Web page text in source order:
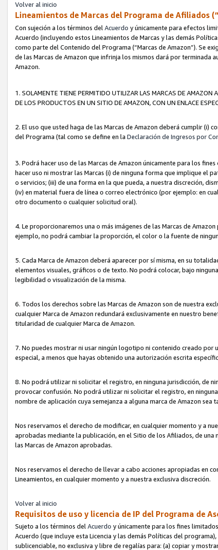
Volver al inicio
Lineamientos de Marcas del Programa de Afiliados
Con sujeción a los términos del Acuerdo y únicamente para efectos
Acuerdo (incluyendo estos Lineamientos de Marcas y las demás
como parte del Contenido del Programa (“Marcas de Amazon”). Se
de las Marcas de Amazon que infrinja los mismos dará por terminada
Amazon.
1. SOLAMENTE TIENE PERMITIDO UTILIZAR LAS MARCAS DE
DE LOS PRODUCTOS EN UN SITIO DE AMAZON, CON UN ENLACE
2. El uso que usted haga de las Marcas de Amazon deberá cumplir (i)
del Programa (tal como se define en la Declaración de Ingresos por
3. Podrá hacer uso de las Marcas de Amazon únicamente para los
hacer uso ni mostrar las Marcas (i) de ninguna forma que implique el
o servicios; (iii) de una forma en la que pueda, a nuestra discreción,
(iv) en material fuera de línea o correo electrónico (por ejemplo: en
otro documento o cualquier solicitud oral).
4. Le proporcionaremos una o más imágenes de las Marcas de
ejemplo, no podrá cambiar la proporción, el color o la fuente de
5. Cada Marca de Amazon deberá aparecer por sí misma, en su
elementos visuales, gráficos o de texto. No podrá colocar, bajo
legibilidad o visualización de la misma.
6. Todos los derechos sobre las Marcas de Amazon son de nuestra
cualquier Marca de Amazon redundará exclusivamente en nuestro
titularidad de cualquier Marca de Amazon.
7. No puedes mostrar ni usar ningún logotipo ni contenido creado por
especial, a menos que hayas obtenido una autorización escrita
8. No podrá utilizar ni solicitar el registro, en ninguna jurisdicción, de
provocar confusión. No podrá utilizar ni solicitar el registro, en
nombre de aplicación cuya semejanza a alguna marca de Amazon
Nos reservamos el derecho de modificar, en cualquier momento y a
aprobadas mediante la publicación, en el Sitio de los Afiliados, de
las Marcas de Amazon aprobadas.
Nos reservamos el derecho de llevar a cabo acciones apropiadas en
Lineamientos, en cualquier momento y a nuestra exclusiva discreción.
Volver al inicio
Requisitos de uso y licencia de IP del Programa de
Sujeto a los términos del Acuerdo y únicamente para los fines
Acuerdo (que incluye esta Licencia y las demás Políticas del
sublicenciable, no exclusiva y libre de regalías para: (a) copiar y